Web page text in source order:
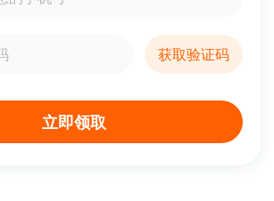
获取验证码
立即领取